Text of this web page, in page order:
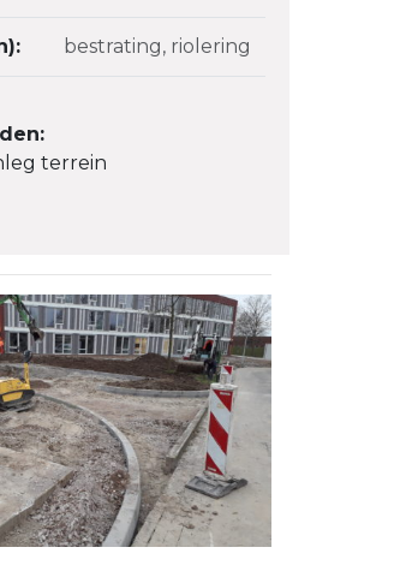
bestrating, riolering
terrein